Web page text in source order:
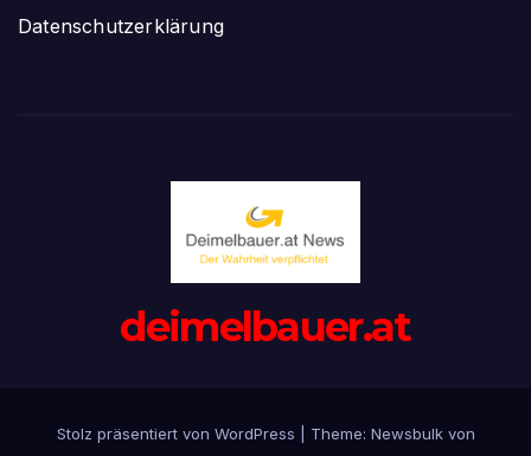
Datenschutzerklärung
deimelbauer.at
Stolz präsentiert von WordPress Theme: Newsbulkvon